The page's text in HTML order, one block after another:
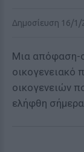
Δημοσίευση 16/1/
Μια απόφαση-
οικογενειακό
οικογενειών
ελήφθη